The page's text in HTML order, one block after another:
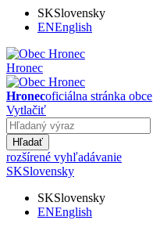
SKSlovensky
ENEnglish
Hronec
Hronecoficiálna stránka obce
Vytlačiť
Hľadať
rozšírené vyhľadávanie
SKSlovensky
SKSlovensky
ENEnglish